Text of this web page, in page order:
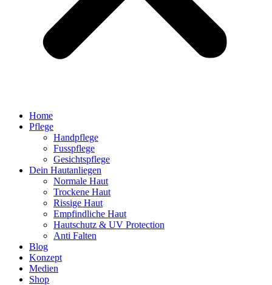
Home
Pflege
Handpflege
Fusspflege
Gesichtspflege
Dein Hautanliegen
Normale Haut
Trockene Haut
Rissige Haut
Empfindliche Haut
Hautschutz & UV Protection
Anti Falten
Blog
Konzept
Medien
Shop